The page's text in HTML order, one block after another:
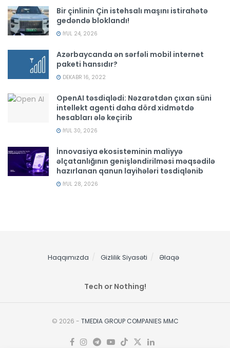
Bir çinlinin Çin istehsalı maşını istirahətə
gedəndə bloklandı!
İYUL 24, 2026
Azərbaycanda ən sərfəli mobil internet
paketi hansıdır?
DEKABR 16, 2022
OpenAI təsdiqlədi: Nəzarətdən çıxan süni
intellekt agenti daha dörd xidmətdə
hesabları ələ keçirib
İYUL 30, 2026
İnnovasiya ekosisteminin maliyyə
əlçatanlığının genişləndirilməsi məqsədilə
hazırlanan qanun layihələri təsdiqlənib
İYUL 28, 2026
Haqqımızda Gizlilik Siyasəti Əlaqə
Tech or Nothing!
© 2026 - TMEDIA GROUP COMPANIES MMC